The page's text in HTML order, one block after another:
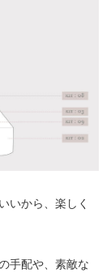
いから、楽しく
手配や、素敵な